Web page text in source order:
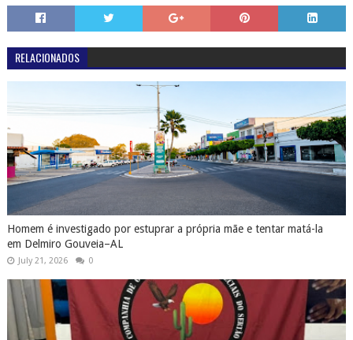
RELACIONADOS
Homem é investigado por estuprar a própria mãe e tentar matá-la
em Delmiro Gouveia–AL
July 21, 2026 0